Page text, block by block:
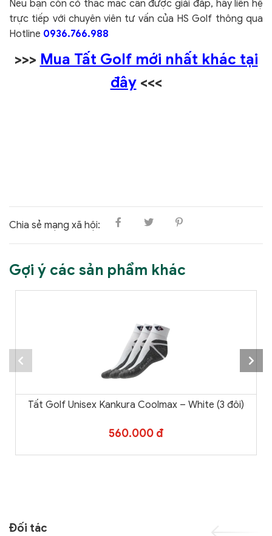
Nếu bạn còn có thắc mắc cần được giải đáp, hãy liên hệ
trực tiếp với chuyên viên tư vấn của HS Golf thông qua
Hotline 0936.766.988
>>> Mua Tất Golf mới nhất khác tại
đây<<<
Chia sẻ mạng xã hội:
Gợi ý các sản phẩm khác
Tất Golf Unisex Kankura Coolmax – White (3 đôi)
560.000 đ
Đối tác